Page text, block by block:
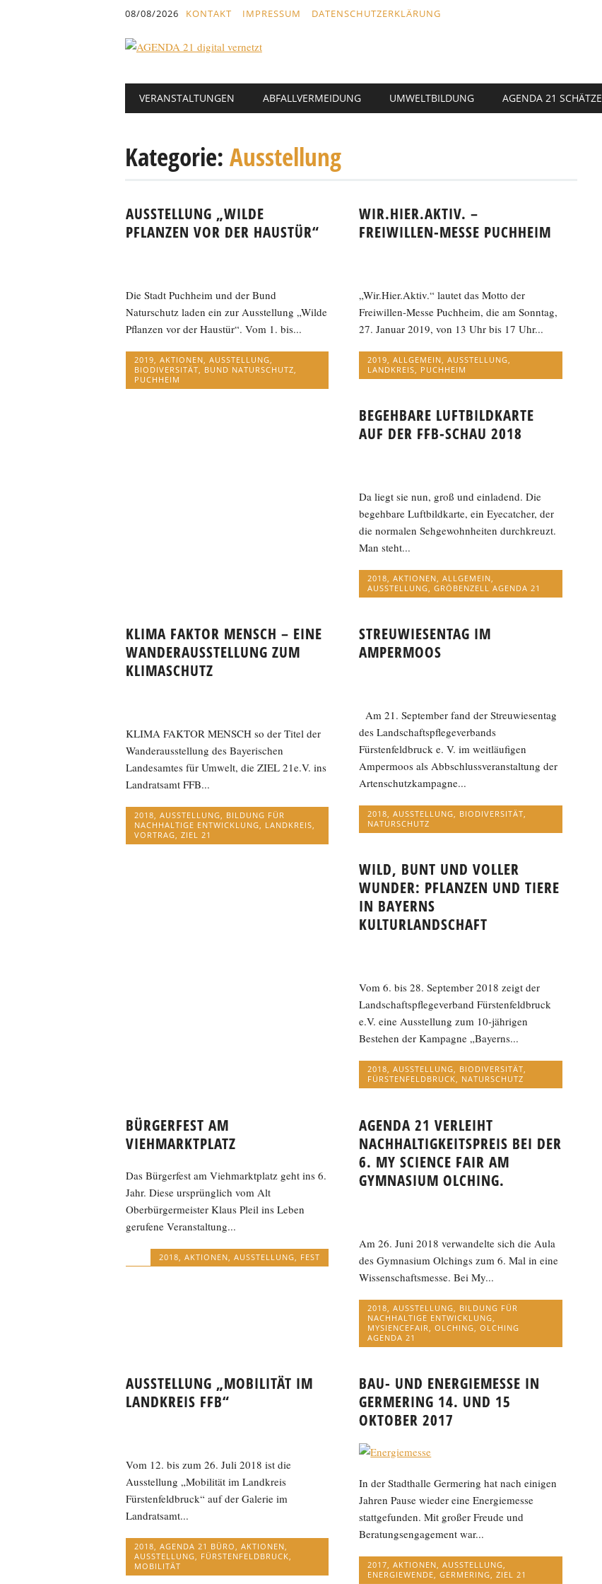
08/08/2026 KONTAKT IMPRESSUM DATENSCHUTZERKLÄRUNG
Hauptmenü
Abbrechen
VERANSTALTUNGEN ABFALLVERMEIDUNG UMWELTBILDUNG AGENDA 21 SCHÄTZE
Kategorie: Ausstellung
AUSSTELLUNG „WILDE
PFLANZEN VOR DER HAUSTÜR“
Die Stadt Puchheim und der Bund
Naturschutz laden ein zur Ausstellung „Wilde
Pflanzen vor der Haustür“. Vom 1. bis...
2019 AKTIONEN AUSSTELLUNG
BIODIVERSITÄT
BUND NATURSCHUTZ
PUCHHEIM
WIR.HIER.AKTIV. –
FREIWILLEN-MESSE PUCHHEIM
„Wir.Hier.Aktiv.“ lautet das Motto der
Freiwillen-Messe Puchheim, die am Sonntag,
27. Januar 2019, von 13 Uhr bis 17 Uhr...
2019 ,ALLGEMEIN ,AUSSTELLUNG
LANDKREIS
PUCHHEIM
BEGEHBARE LUFTBILDKARTE
AUF DER FFB-SCHAU 2018
Da liegt sie nun, groß und einladend. Die
begehbare Luftbildkarte, ein Eyecatcher, der
die normalen Sehgewohnheiten durchkreuzt.
Man steht...
2018 ,AKTIONEN ,ALLGEMEIN
AUSSTELLUNG ,GRÖBENZELL AGENDA 21
KLIMA FAKTOR MENSCH – EINE
WANDERAUSSTELLUNG ZUM
KLIMASCHUTZ
KLIMA FAKTOR MENSCH so der Titel der
Wanderausstellung des Bayerischen
Landesamtes für Umwelt, die ZIEL 21e.V. ins
Landratsamt FFB...
2018, AUSSTELLUNG, BILDUNG FÜR
NACHHALTIGE ENTWICKLUNG, LANDKREIS,
VORTRAG, ZIEL 21
STREUWIESENTAG IM
AMPERMOOS
Am 21. September fand der Streuwiesentag
des Landschaftspflegeverbands
Fürstenfeldbruck e. V. im weitläufigen
Ampermoos als Abbschlussveranstaltung der
Artenschutzkampagne...
2018,AUSSTELLUNG, BIODIVERSITÄT,
NATURSCHUTZ
WILD, BUNT UND VOLLER
WUNDER: PFLANZEN UND TIERE
IN BAYERNS
KULTURLANDSCHAFT
Vom 6. bis 28. September 2018 zeigt der
Landschaftspflegeverband Fürstenfeldbruck
e.V. eine Ausstellung zum 10-jährigen
Bestehen der Kampagne „Bayerns...
2018,AUSSTELLUNG, BIODIVERSITÄT,
FÜRSTENFELDBRUCK, NATURSCHUTZ
BÜRGERFEST AM
VIEHMARKTPLATZ
Das Bürgerfest am Viehmarktplatz geht ins 6.
Jahr. Diese ursprünglich vom Alt
Oberbürgermeister Klaus Pleil ins Leben
gerufene Veranstaltung...
2018 AKTIONEN AUSSTELLUNG FEST
AGENDA 21 VERLEIHT
NACHHALTIGKEITSPREIS BEI DER
6. MY SCIENCE FAIR AM
GYMNASIUM OLCHING.
Am 26. Juni 2018 verwandelte sich die Aula
des Gymnasium Olchings zum 6. Mal in eine
Wissenschaftsmesse. Bei My...
2018 ,AUSSTELLUNG
BILDUNG FÜR
NACHHALTIGE ENTWICKLUNG
MYSIENCEFAIR
,OLCHING ,OLCHING
AGENDA 21
AUSSTELLUNG „MOBILITÄT IM
LANDKREIS FFB“
Vom 12. bis zum 26. Juli 2018 ist die
Ausstellung „Mobilität im Landkreis
Fürstenfeldbruck“ auf der Galerie im
Landratsamt...
2018, AGENDA 21 BÜRO, AKTIONEN,
AUSSTELLUNG, FÜRSTENFELDBRUCK,
MOBILITÄT
BAU- UND ENERGIEMESSE IN
GERMERING 14. UND 15
OKTOBER 2017
In der Stadthalle Germering hat nach einigen
Jahren Pause wieder eine Energiemesse
stattgefunden. Mit großer Freude und
Beratungsengagement war...
2017,AKTIONEN,AUSSTELLUNG,
ENERGIEWENDE,GERMERING,ZIEL 21